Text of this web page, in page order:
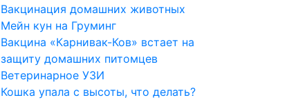
Вакцинация домашних животных
Мейн кун на Груминг
Вакцина «Карнивак-Ков» встает на
защиту домашних питомцев
Ветеринарное УЗИ
Кошка упала с высоты, что делать?